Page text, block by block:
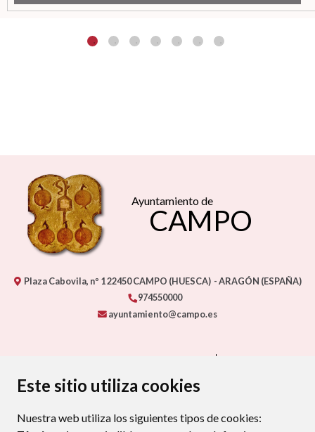
Este sitio utiliza cookies
Nuestra web utiliza los siguientes tipos de cookies:
Ayuntamiento de
CAMPO
Plaza Cabovila, nº 122450 CAMPO (HUESCA) - ARAGÓN (ESPAÑA)
974550000
ayuntamiento@campo.es
AVISO LEGAL
PROTECCIÓN DE DATOS
POLÍTICA DE COOKIES